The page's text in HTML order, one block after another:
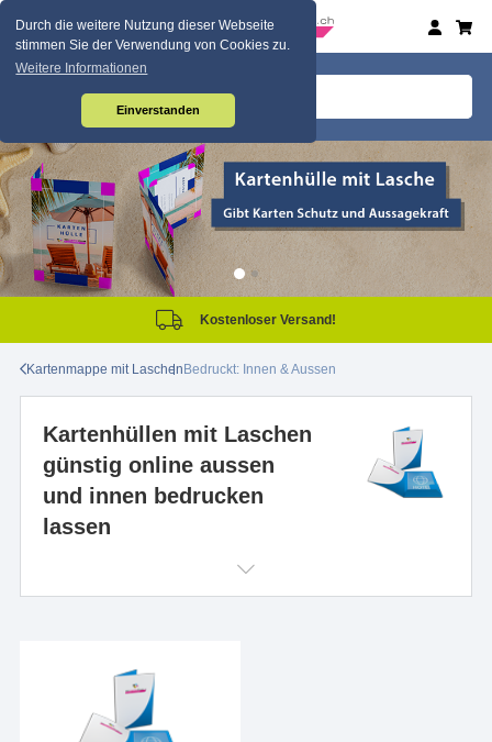
Durch die weitere Nutzung dieser Webseite
stimmen Sie der Verwendung von Cookies zu.
Weitere Informationen
Einverstanden
Kostenloser Versand!
Kartenmappe mit LaschenBedruckt: Innen & Aussen
Kartenhüllen mit Laschen
günstig online aussen
und innen bedrucken
lassen